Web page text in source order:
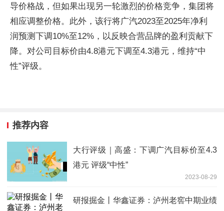
导价格战，但如果出现另一轮激烈的价格竞争，集团将
相应调整价格。此外，该行将广汽2023至2025年净利
润预测下调10%至12%，以反映合营品牌的盈利贡献下
降。对公司目标价由4.8港元下调至4.3港元，维持“中
性”评级。
推荐内容
大行评级｜高盛：下调广汽目标价至4.3
港元 评级“中性”
2023-08-29
研报掘金丨华鑫证券：泸州老窖中期业绩